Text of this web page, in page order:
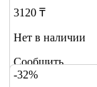
3120 ₸
Нет в наличии
Сообщить
о наличии
-32%